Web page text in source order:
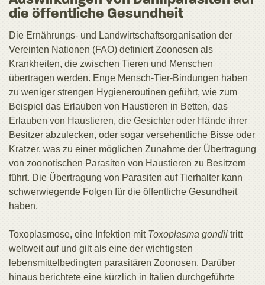
die öffentliche Gesundheit
Die Ernährungs- und Landwirtschaftsorganisation der
Vereinten Nationen (FAO) definiert Zoonosen als
Krankheiten, die zwischen Tieren und Menschen
übertragen werden. Enge Mensch-Tier-Bindungen haben
zu weniger strengen Hygieneroutinen geführt, wie zum
Beispiel das Erlauben von Haustieren in Betten, das
Erlauben von Haustieren, die Gesichter oder Hände ihrer
Besitzer abzulecken, oder sogar versehentliche Bisse oder
Kratzer, was zu einer möglichen Zunahme der Übertragung
von zoonotischen Parasiten von Haustieren zu Besitzern
führt. Die Übertragung von Parasiten auf Tierhalter kann
schwerwiegende Folgen für die öffentliche Gesundheit
haben.
Toxoplasmose, eine Infektion mit Toxoplasma gondii tritt
weltweit auf und gilt als eine der wichtigsten
lebensmittelbedingten parasitären Zoonosen. Darüber
hinaus berichtete eine kürzlich in Italien durchgeführte